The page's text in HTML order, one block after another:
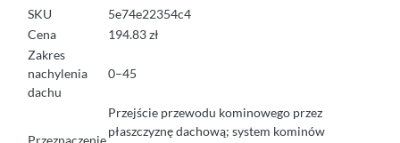
SKU
5e74e22354c4
Cena
194.83 zł
Zakres
nachylenia
dachu
0–45
Przejście przewodu kominowego przez
płaszczyznę dachową; system kominów